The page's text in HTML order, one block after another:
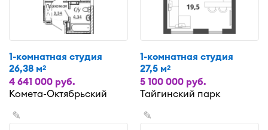
1-комнатная студия
26,38 м2
4 641 000 руб.
Комета-Октябрьский
1-комнатная студия
27,5 м2
5 100 000 руб.
Тайгинский парк
✎ ✎